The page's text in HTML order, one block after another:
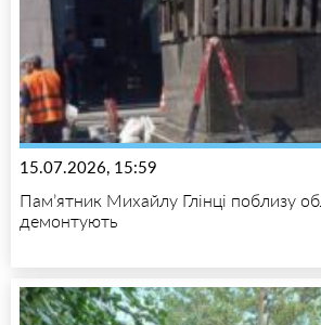
15.07.2026, 15:59
Пам’ятник Михайлу Глінці поблизу
демонтують